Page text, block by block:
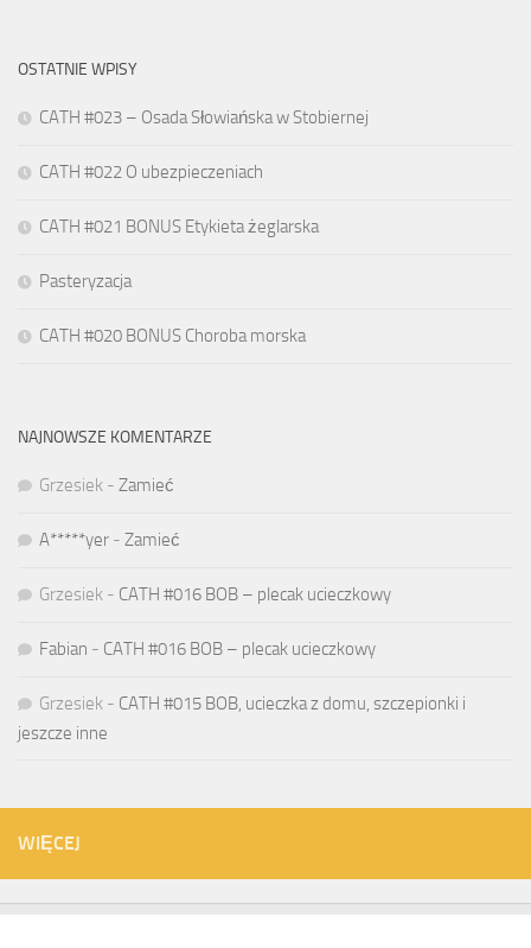
OSTATNIE WPISY
CATH #023 – Osada Słowiańska w Stobiernej
CATH #022 O ubezpieczeniach
CATH #021 BONUS Etykieta żeglarska
Pasteryzacja
CATH #020 BONUS Choroba morska
NAJNOWSZE KOMENTARZE
Grzesiek - Zamieć
A*****yer - Zamieć
Grzesiek - CATH #016 BOB – plecak ucieczkowy
Fabian - CATH #016 BOB – plecak ucieczkowy
Grzesiek - CATH #015 BOB, ucieczka z domu, szczepionki i
jeszcze inne
WIĘCEJ